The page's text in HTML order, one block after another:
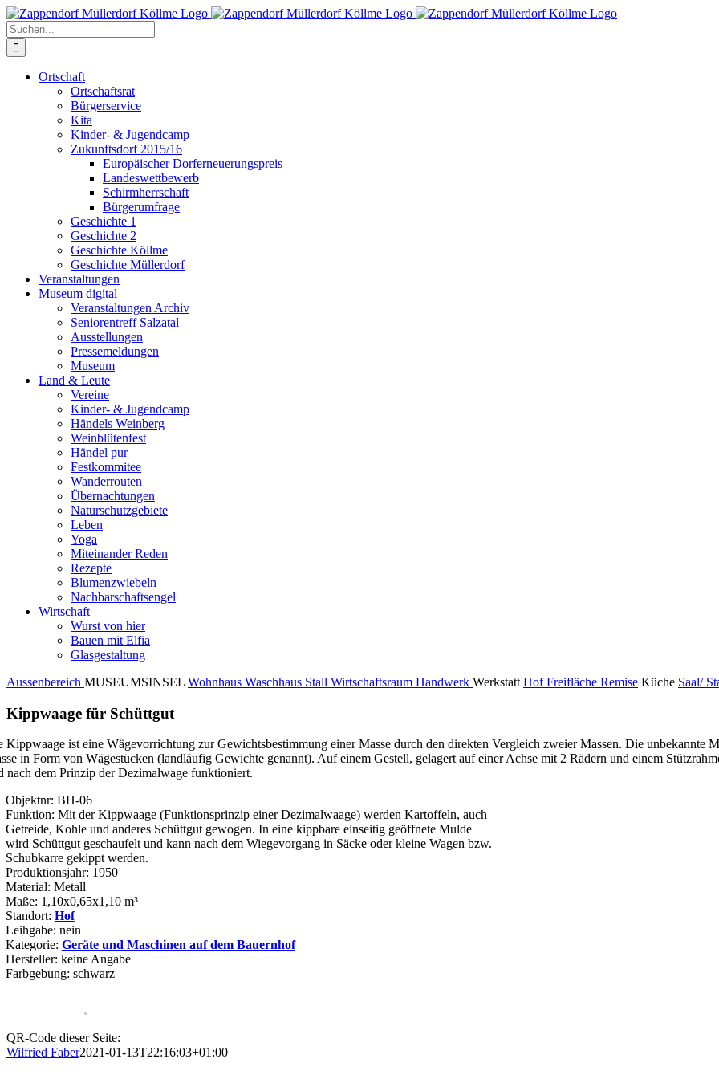
Zum
Inhalt
springen
Suche
nach:
Ortschaft
Ortschaftsrat
Bürgerservice
Kita
Kinder- & Jugendcamp
Zukunftsdorf 2015/16
Europäischer Dorferneuerungspreis
Landeswettbewerb
Schirmherrschaft
Bürgerumfrage
Geschichte 1
Geschichte 2
Geschichte Köllme
Geschichte Müllerdorf
Veranstaltungen
Museum digital
Veranstaltungen Archiv
Seniorentreff Salzatal
Ausstellungen
Pressemeldungen
Museum
Land & Leute
Vereine
Kinder- & Jugendcamp
Händels Weinberg
Weinblütenfest
Händel pur
Festkommitee
Wanderrouten
Übernachtungen
Naturschutzgebiete
Leben
Yoga
Miteinander Reden
Rezepte
Blumenzwiebeln
Nachbarschaftsengel
Wirtschaft
Wurst von hier
Bauen mit Elfia
Glasgestaltung
Aussenbereich MUSEUMSINSEL Wohnhaus Waschhaus Stall Wirtschaftsraum Handwerk Werkstatt Hof Freifläche Remise Küche Saal/
Kippwaage für Schüttgut
Kippwaage ist eine Wägevorrichtung zur Gewichtsbestimmung einer Masse durch den direkten Vergleich zweier Massen. Die unbekannte
in Form von Wägestücken (landläufig Gewichte genannt). Auf einem Gestell, gelagert auf einer Achse mit 2 Rädern und einem
nach dem Prinzip der Dezimalwage funktioniert.
Objektnr: BH-06
Funktion: Mit der Kippwaage (Funktionsprinzip einer Dezimalwaage) werden Kartoffeln, auch
Getreide, Kohle und anderes Schüttgut gewogen. In eine kippbare einseitig geöffnete Mulde
wird Schüttgut geschaufelt und kann nach dem Wiegevorgang in Säcke oder kleine Wagen bzw.
Schubkarre gekippt werden.
Produktionsjahr: 1950
Material: Metall
Maße: 1,10x0,65x1,10 m³
Standort: Hof
Leihgabe: nein
Kategorie: Geräte und Maschinen auf dem Bauernhof
Hersteller: keine Angabe
Farbgebung: schwarz
QR-Code dieser Seite:
Wilfried Faber2021-01-13T22:16:03+01:00